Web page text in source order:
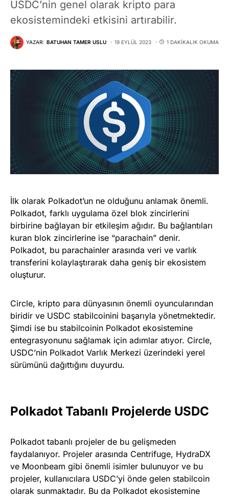
USDC’nin genel olarak kripto para
ekosistemindeki etkisini artırabilir.
YAZAR: BATUHAN TAMER USLU 19 EYLÜL 2023 1 DAKIKALIK OKUMA
İlk olarak Polkadot’un ne olduğunu anlamak önemli.
Polkadot, farklı uygulama özel blok zincirlerini
birbirine bağlayan bir etkileşim ağıdır. Bu bağlantıları
kuran blok zincirlerine ise “parachain” denir.
Polkadot, bu parachainler arasında veri ve varlık
transferini kolaylaştırarak daha geniş bir ekosistem
oluşturur.
Circle, kripto para dünyasının önemli oyuncularından
biridir ve USDC stabilcoinini başarıyla yönetmektedir.
Şimdi ise bu stabilcoinin Polkadot ekosistemine
entegrasyonunu sağlamak için adımlar atıyor. Circle,
USDC’nin Polkadot Varlık Merkezi üzerindeki yerel
sürümünü dağıttığını duyurdu.
Polkadot Tabanlı Projelerde USDC
Polkadot tabanlı projeler de bu gelişmeden
faydalanıyor. Projeler arasında Centrifuge, HydraDX
ve Moonbeam gibi önemli isimler bulunuyor ve bu
projeler, kullanıcılara USDC’yi önde gelen stabilcoin
olarak sunmaktadır. Bu da Polkadot ekosistemine